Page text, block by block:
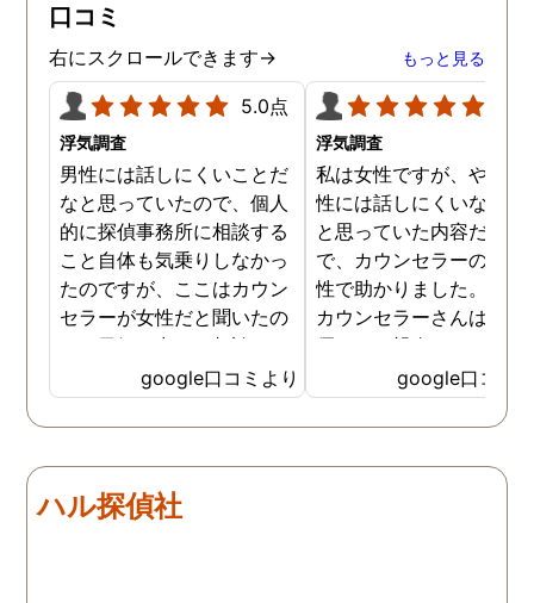
口コミ
右にスクロールできます→ もっと見る
5.0点
浮気調査
男性には話しにくいことだ
なと思っていたので、個人
的に探偵事務所に相談する
こと自体も気乗りしなかっ
たのですが、ここはカウン
セラーが女性だと聞いたの
で、勇気を出して相談して
みることにしました。感極
まって泣いてしまったり、
感情が表に出すぎてしまう
ださったので安心して悩み
を話せました。他はどうか
google口コミより
浮気調査
私は女性ですが、やはり
性には話しにくいな。。
と思っていた内容だった
で、カウンセラーの方が
性で助かりました。MR
カウンセラーさんはすご
優しくて親身になって話
聞いてくれるので思わず
を流して話してしまいま
た。それほど自分がずっ
した、調査料金は決して
google口コミ
ハル探偵社